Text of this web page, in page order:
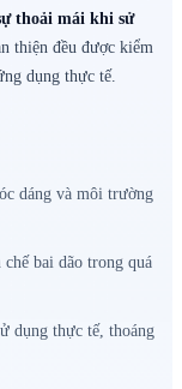
thoải mái khi sử
thiện đều được kiểm
dụng thực tế.
dáng và môi trường
bai dão trong quá
dụng thực tế, thoáng